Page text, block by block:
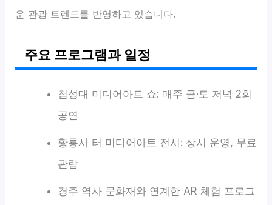
운 관광 트렌드를 반영하고 있습니다.
주요 프로그램과 일정
첨성대 미디어아트 쇼: 매주 금·토 저녁 2회
공연
황룡사 터 미디어아트 전시: 상시 운영, 무료
관람
경주 역사 문화재와 연계한 AR 체험 프로그